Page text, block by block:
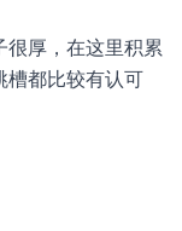
很厚，在这里积累
槽都比较有认可